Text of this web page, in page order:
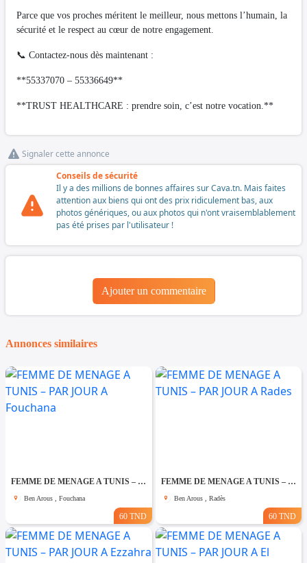
Parce que vos proches méritent le meilleur, nous mettons l’humain, la
sécurité et le respect au cœur de notre engagement.
📞 Contactez-nous dès maintenant :
**55337070 – 55336649**
**TRUST HEALTHCARE : prendre soin, c’est notre vocation.**
Signaler cette annonce
Conseils de sécurité
Il y a des millions de bonnes affaires sur Cava.tn. Mais faites
attention aux biens qui ont des prix ridiculement bas, aux
photos génériques, ou aux photos qui n'ont vraisemblablement
pas été prises par l'utilisateur !
Ajouter un commentaire
Annonces similaires
FEMME DE MENAGE A TUNIS – PAR JOUR A Fouchana
Ben Arous , Fouchana
60 TND
FEMME DE MENAGE A TUNIS – PAR JOUR A Rades
Ben Arous , Radès
60 TND